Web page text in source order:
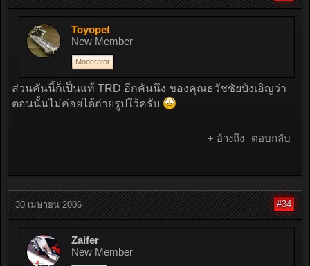
Toyopet
New Member
Moderator
ส่วนคันนี้ก็เป็นแท้ TRD อีกคันนึง ของคุณธวัชชัยบังเอิญว่า
ตอนนั้นไม่ค่อยได้ถ่ายรูปใว้ครับ
+ อ้างถึง ตอบกลับ
30 เมษายน 2006 #34
Zaifer
New Member